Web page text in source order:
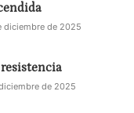
diciembre de 2025
de 2025